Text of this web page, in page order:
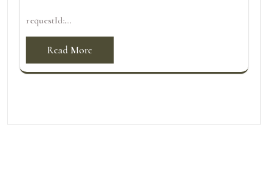
requestId:...
Read More